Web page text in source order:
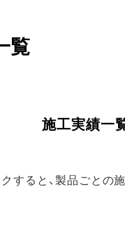
覧
施工実績一
すると、製品ごとの